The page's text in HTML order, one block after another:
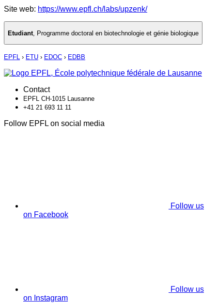
Site web: https://www.epfl.ch/labs/upzenk/
Etudiant Programme doctoral en biotechnologie et génie biologique
EPFL › ETU › EDOC › EDBB
Contact
EPFL CH-1015 Lausanne
+41 21 693 11 11
Follow EPFL on social media
Follow us
on Facebook
Follow us
on Instagram